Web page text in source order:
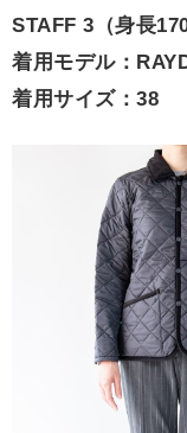
STAFF 3（身長
着用モデル：
着用サイズ：38